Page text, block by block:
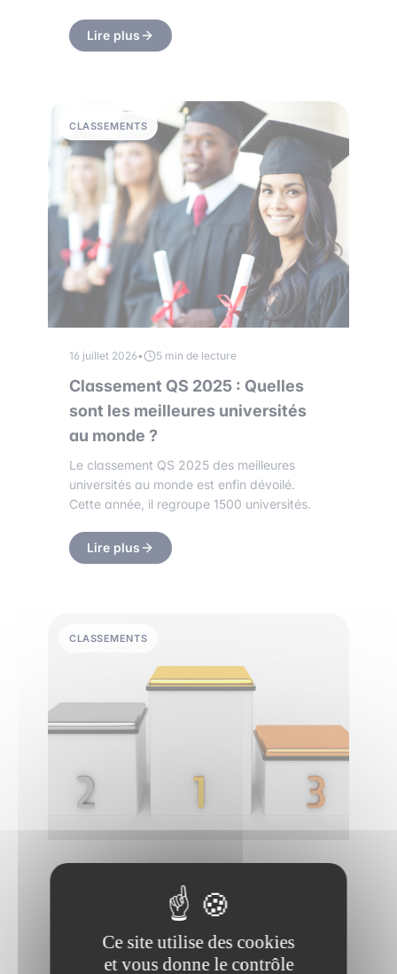
Lire plus
CLASSEMENTS
16 juillet 2026• 5 min de lecture
Classement QS 2025 : Quelles
sont les meilleures universités
au monde ?
Le classement QS 2025 des meilleures
universités au monde est enfin dévoilé.
Cette année, il regroupe 1500 universités.
Lire plus
CLASSEMENTS
Le classement L'Etudiant des
meilleures écoles de commerce
en 2026
Ce site utilise des cookies
et vous donne le contrôle